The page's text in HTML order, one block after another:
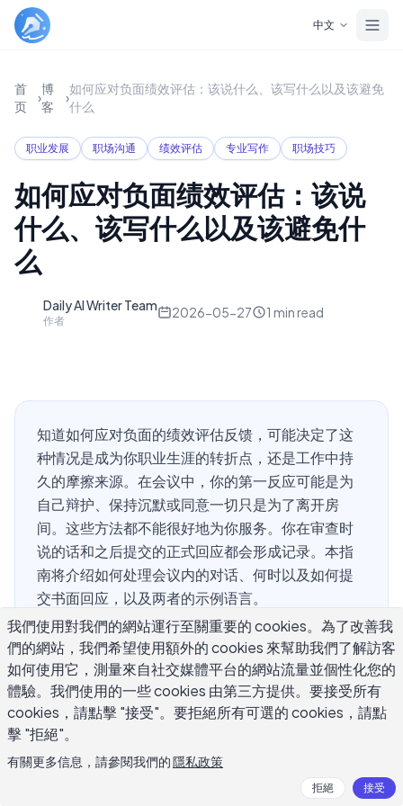
中文
首
页
›
博
客
›
如何应对负面绩效评估：该说什么、该写什么以及该避免
什么
职业发展 职场沟通 绩效评估 专业写作 职场技巧
如何应对负面绩效评估：该说
什么、该写什么以及该避免什
么
Daily AI Writer Team
作者
2026-05-27 1 min read
知道如何应对负面的绩效评估反馈，可能决定了这
种情况是成为你职业生涯的转折点，还是工作中持
久的摩擦来源。在会议中，你的第一反应可能是为
自己辩护、保持沉默或同意一切只是为了离开房
间。这些方法都不能很好地为你服务。你在审查时
说的话和之后提交的正式回应都会形成记录。本指
南将介绍如何处理会议内的对话、何时以及如何提
交书面回应，以及两者的示例语言。
负面绩效评估究竟意味着什么？
低于预期的绩效评估涵盖了各种情况，了解你所处的情况会
改变你的回应方式。经理指出真正的技能差距、经理根据不
完整信息做出不准确的评估，以及经理设定了在年中改变的
目标，这些之间有真实的区别。这三种情况都可能导致负面
我們使用對我們的網站運行至關重要的 cookies。為了改善我
們的網站，我們希望使用額外的 cookies 來幫助我們了解訪客
如何使用它，測量來自社交媒體平台的網站流量並個性化您的
體驗。我們使用的一些 cookies 由第三方提供。要接受所有
cookies，請點擊 "接受"。要拒絕所有可選的 cookies，請點
擊 "拒絕"。
有關更多信息，請參閱我們的隱私政策
拒絕 接受